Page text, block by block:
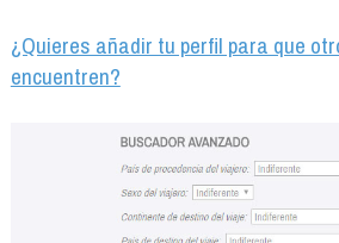
¿Quieres añadir tu perfil para que
encuentren?